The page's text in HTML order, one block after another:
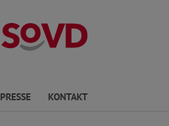
Kreisverband
PRESSE KONTAKT